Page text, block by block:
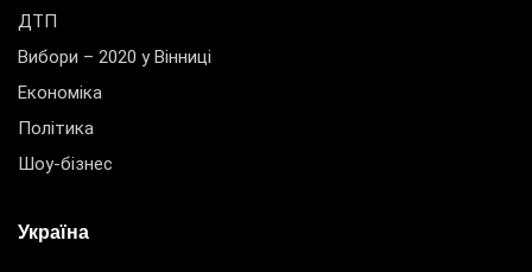
ДТП
Вибори – 2020 у Вінниці
Економіка
Політика
Шоу-бізнес
Україна